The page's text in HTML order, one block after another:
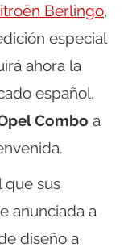
Berlingo,
especial
ahora la
español,
Combo a
que sus
anunciada a
diseño a